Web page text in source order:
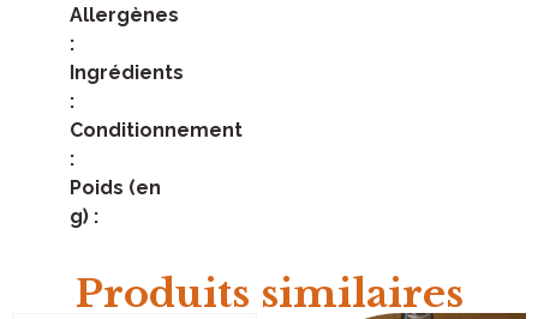
Allergènes
:
Ingrédients
:
Conditionnement
:
Poids (en
g) :
Produits similaires